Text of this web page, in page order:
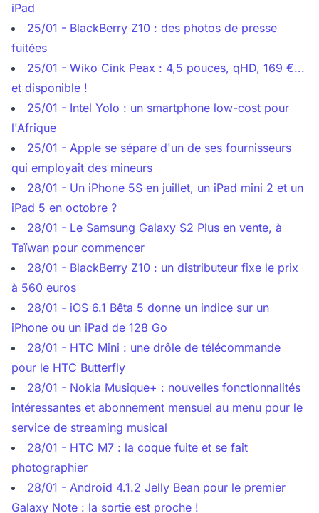
iPad
25/01 - BlackBerry Z10 : des photos de presse
fuitées
25/01 - Wiko Cink Peax : 4,5 pouces, qHD, 169 €...
et disponible !
25/01 - Intel Yolo : un smartphone low-cost pour
l'Afrique
25/01 - Apple se sépare d'un de ses fournisseurs
qui employait des mineurs
28/01 - Un iPhone 5S en juillet, un iPad mini 2 et un
iPad 5 en octobre ?
28/01 - Le Samsung Galaxy S2 Plus en vente, à
Taïwan pour commencer
28/01 - BlackBerry Z10 : un distributeur fixe le prix
à 560 euros
28/01 - iOS 6.1 Bêta 5 donne un indice sur un
iPhone ou un iPad de 128 Go
28/01 - HTC Mini : une drôle de télécommande
pour le HTC Butterfly
28/01 - Nokia Musique+ : nouvelles fonctionnalités
intéressantes et abonnement mensuel au menu pour le
service de streaming musical
28/01 - HTC M7 : la coque fuite et se fait
photographier
28/01 - Android 4.1.2 Jelly Bean pour le premier
Galaxy Note : la sortie est proche !